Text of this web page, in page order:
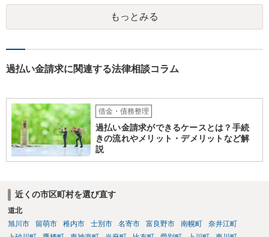
裁判所にねつ造された規約書を提出したのですが、それは何らかの罪
には問われないのでしょうか。 組合が組合名義の書面について架空の
で、裁判をするための時間と費用を使わされたわけで、その観点から
も減額や分割に乗ってくるとは思えません。 そうなると、基本的には
自己破産という方向になってくるかと思います。
もっとみる
過払い金請求に関連する法律相談コラム
借金・債務整理
過払い金請求ができるケースとは？手続
きの流れやメリット・デメリットなど解
説
近くの市区町村を選び直す
道北
旭川市
留萌市 稚内市 士別市 名寄市 富良野市 南幌町
奈井江町